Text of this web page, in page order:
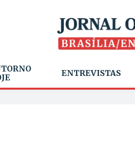
ENTREVISTAS